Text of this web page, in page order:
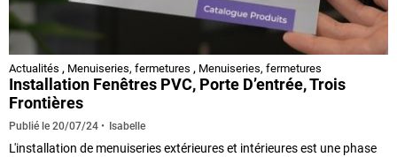
Actualités , Menuiseries, fermetures , Menuiseries, fermetures
Installation Fenêtres PVC, Porte D’entrée, Trois
Frontières
Publié le 20/07/24 Isabelle
L'installation de menuiseries extérieures et intérieures est une phase